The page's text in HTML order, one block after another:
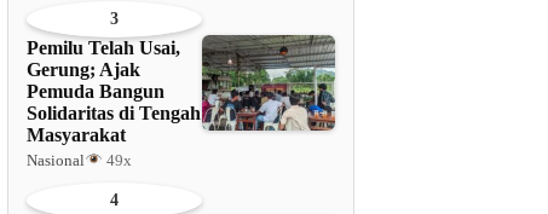
3
Pemilu Telah Usai,
Gerung; Ajak
Pemuda Bangun
Solidaritas di Tengah
Masyarakat
Nasional 49x
4